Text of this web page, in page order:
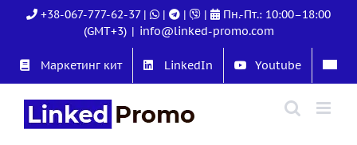
+38-067-777-62-37 | | | |
Пн.-Пт.: 10:00–18:00
(GMT+3) | info@linked-promo.com
Маркетинг кит LinkedIn Youtube